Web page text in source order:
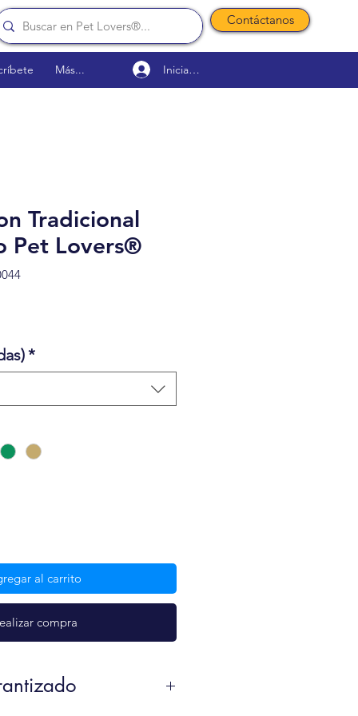
Contáctanos
Más... Iniciar sesión
Tradicional
Pet Lovers®
de oferta
*
al carrito
compra